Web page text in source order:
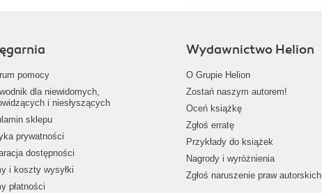
pomocy
dla niewidomych,
i niesłyszących
sklepu
prywatności
dostępności
i koszty wysyłki
płatności
Wydawnictwo Helion
O Grupie Helion
Zostań naszym autorem!
Oceń książkę
Zgłoś erratę
Przykłady do książek
Nagrody i wyróżnienia
Zgłoś naruszenie praw autorskich